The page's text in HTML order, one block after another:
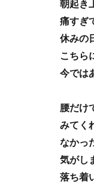
朝起き
痛すぎ
休みの
こちら
今では
腰だけ
みてく
なかっ
気がし
落ち着